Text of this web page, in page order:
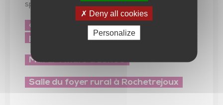
spectacle
« Le doux parfum des temps à venir »
par le Collectif Espace
Mardi 4 mars à 19h30
Salle du foyer rural à Rochetrejoux
Deny all cookies
Personalize